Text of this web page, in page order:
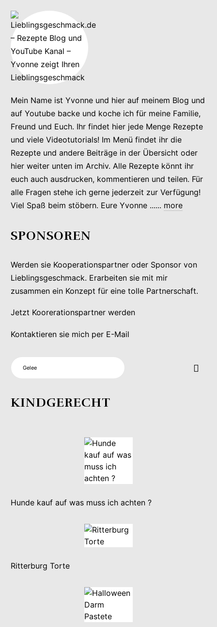
Mein Name ist Yvonne und hier auf meinem Blog und
auf Youtube backe und koche ich für meine Familie,
Freund und Euch. Ihr findet hier jede Menge Rezepte
und viele Videotutorials! Im Menü findet ihr die
Rezepte und andere Beiträge in der Übersicht oder
hier weiter unten im Archiv. Alle Rezepte könnt ihr
euch auch ausdrucken, kommentieren und teilen. Für
alle Fragen stehe ich gerne jederzeit zur Verfügung!
Viel Spaß beim stöbern. Eure Yvonne ...... more
SPONSOREN
Werden sie Kooperationspartner oder Sponsor von
Lieblingsgeschmack. Erarbeiten sie mit mir
zusammen ein Konzept für eine tolle Partnerschaft.
Jetzt Koorerationspartner werden
Kontaktieren sie mich per E-Mail
SUCHEN
NACH:
KINDGERECHT
Hunde kauf auf was muss ich achten ?
Ritterburg Torte